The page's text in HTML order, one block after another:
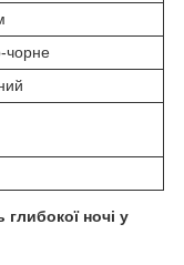
чорне
ночі у